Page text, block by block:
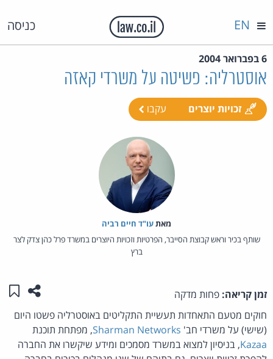
כניסה EN
6 בפברואר 2004
אוסטרליה: פשיטה על משרדי קאזה
זכויות יוצרים עקבו
מאת‏עו"ד חיים רביה
שותף בכיר וראש קבוצת הסייבר, הפרטיות וזכויות היוצרים במשרד פרל כהן צדק לצר
ברץ
זמן קריאה: פחות מדקה שתפו
חוקים מטעם התאחדות תעשיית התקליטים באוסטרליה פשטו היום
(שישי) על משרדי חב' Sharman Networks, מפתחת תוכנת
Kazaa, בניסיון למצוא במשרד מסמכים ומידע שיקשרו את החברה